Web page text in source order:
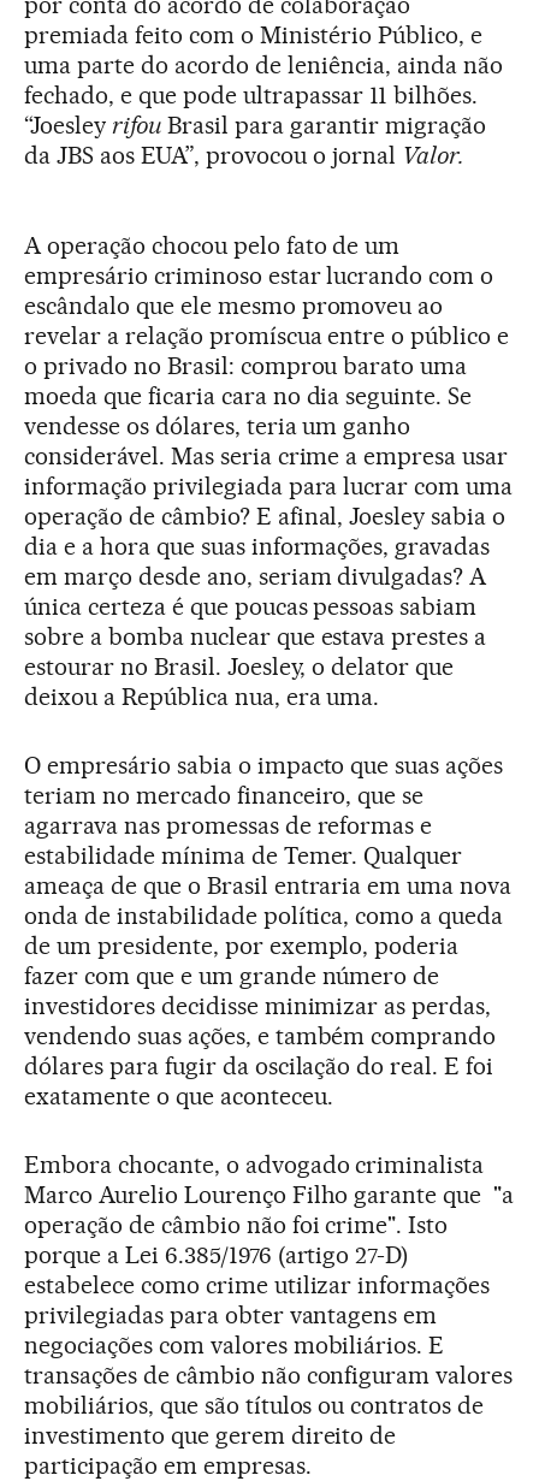
premiada feito com o Ministério Público, e
uma parte do acordo de leniência, ainda não
fechado, e que pode ultrapassar 11 bilhões.
“Joesley rifou Brasil para garantir migração
da JBS aos EUA”, provocou o jornal Valor.
A operação chocou pelo fato de um
empresário criminoso estar lucrando com o
escândalo que ele mesmo promoveu ao
revelar a relação promíscua entre o público e
o privado no Brasil: comprou barato uma
moeda que ficaria cara no dia seguinte. Se
vendesse os dólares, teria um ganho
considerável. Mas seria crime a empresa usar
informação privilegiada para lucrar com uma
operação de câmbio? E afinal, Joesley sabia o
dia e a hora que suas informações, gravadas
em março desde ano, seriam divulgadas? A
única certeza é que poucas pessoas sabiam
sobre a bomba nuclear que estava prestes a
estourar no Brasil. Joesley, o delator que
deixou a República nua, era uma.
O empresário sabia o impacto que suas ações
teriam no mercado financeiro, que se
agarrava nas promessas de reformas e
estabilidade mínima de Temer. Qualquer
ameaça de que o Brasil entraria em uma nova
onda de instabilidade política, como a queda
de um presidente, por exemplo, poderia
fazer com que e um grande número de
investidores decidisse minimizar as perdas,
vendendo suas ações, e também comprando
dólares para fugir da oscilação do real. E foi
exatamente o que aconteceu.
Embora chocante, o advogado criminalista
Marco Aurelio Lourenço Filho garante que "a
operação de câmbio não foi crime". Isto
porque a Lei 6.385/1976 (artigo 27-D)
estabelece como crime utilizar informações
privilegiadas para obter vantagens em
negociações com valores mobiliários. E
transações de câmbio não configuram valores
mobiliários, que são títulos ou contratos de
investimento que gerem direito de
participação em empresas.